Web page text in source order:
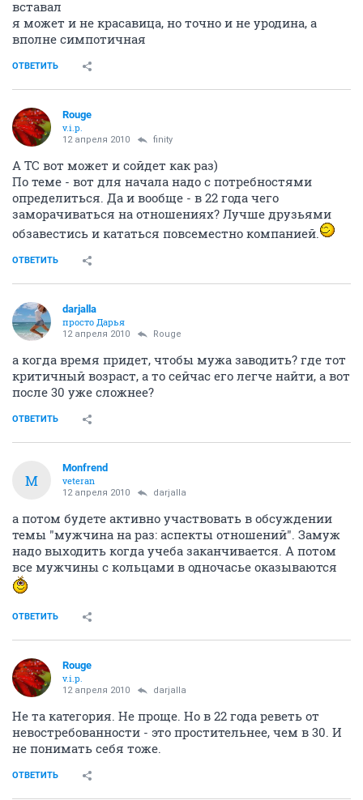
вставал
я может и не красавица, но точно и не уродина, а
вполне симпотичная
ОТВЕТИТЬ
Rouge
v.i.p.
12 апреля 2010 finity
А ТС вот может и сойдет как раз)
По теме - вот для начала надо с потребностями
определиться. Да и вообще - в 22 года чего
заморачиваться на отношениях? Лучше друзьями
обзавестись и кататься повсеместно компанией.
ОТВЕТИТЬ
darjalla
просто Дарья
12 апреля 2010 Rouge
а когда время придет, чтобы мужа заводить? где тот
критичный возраст, а то сейчас его легче найти, а вот
после 30 уже сложнее?
ОТВЕТИТЬ
M
Monfrend
veteran
12 апреля 2010 darjalla
а потом будете активно участвовать в обсуждении
темы "мужчина на раз: аспекты отношений". Замуж
надо выходить когда учеба заканчивается. А потом
все мужчины с кольцами в одночасье оказываются
ОТВЕТИТЬ
Rouge
v.i.p.
12 апреля 2010 darjalla
Не та категория. Не проще. Но в 22 года реветь от
невостребованности - это простительнее, чем в 30. И
не понимать себя тоже.
ОТВЕТИТЬ